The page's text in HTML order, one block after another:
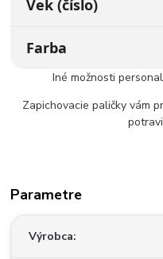
Vek (číslo)
Farba
Iné možnosti
Zapichovacie paličky vám
Parametre
Výrobca